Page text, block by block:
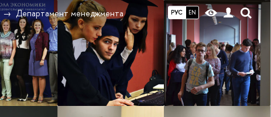
РУС EN
Департамент менеджмента